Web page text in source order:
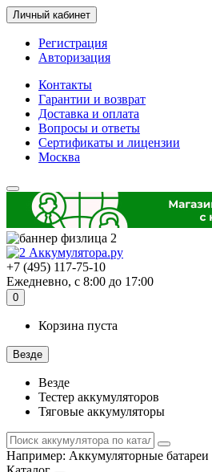
Личный кабинет
Регистрация
Авторизация
Контакты
Гарантии и возврат
Доставка и оплата
Вопросы и ответы
Сертификаты и лицензии
Москва
+7 (495) 117-75-10
Ежедневно, с 8:00 до 17:00
0
Корзина пуста
Везде
Везде
Тестер аккумуляторов
Тяговые аккумуляторы
Например: Аккумуляторные батареи